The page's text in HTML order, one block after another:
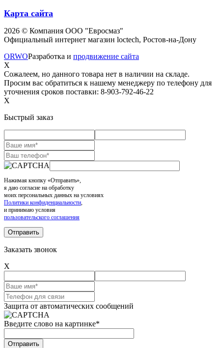
Карта сайта
2026 © Компания ООО "Евросмаз"
Официальный интернет магазин loctech, Ростов-на-Дону
ORWOРазработка и продвижение сайта
X
Сожалеем, но данного товара нет в наличии на складе.
Просим вас обратиться к нашему менеджеру по телефону для
уточнения сроков поставки: 8-903-792-46-22
X
Быстрый заказ
Нажимая кнопку «Отправить»,
я даю согласие на обработку
моих персональных данных на условиях
Политики конфиденциальности,
и принимаю условия
пользовательского соглашения
Заказать звонок
X
Защита от автоматических сообщений
Введите слово на картинке*